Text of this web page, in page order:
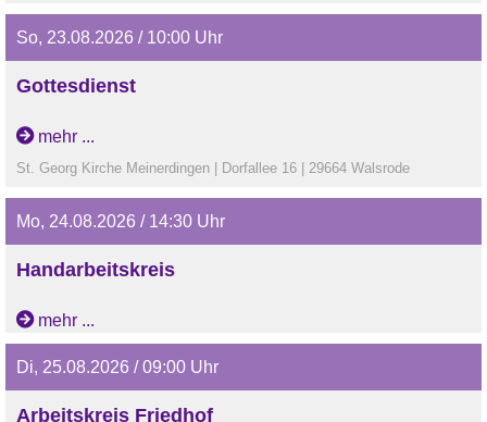
So, 23.08.2026 / 10:00 Uhr
Gottesdienst
mehr ...
St. Georg Kirche Meinerdingen | Dorfallee 16 | 29664 Walsrode
Mo, 24.08.2026 / 14:30 Uhr
Handarbeitskreis
(Pfarrwitwenhaus)
mehr ...
Di, 25.08.2026 / 09:00 Uhr
Arbeitskreis Friedhof